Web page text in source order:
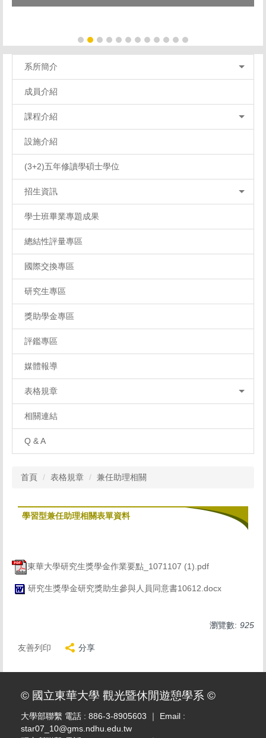
系所簡介
成員介紹
課程介紹
設施介紹
(3+2)五年修讀學碩士學位
招生資訊
學士班畢業專題成果
總結性評量專區
國際交換專區
研究生專區
獎助學金專區
評鑑專區
媒體報導
表格規章
相關連結
Q & A
首頁 表格規章 兼任助理相關
學習型兼任助理相關表單資料
東華大學研究生獎學金作業要點_1071107 (1).pdf
研究生獎學金研究獎助生參與人員同意書10612.docx
瀏覽數: 925
友善列印 分享
© 國立東華大學 觀光暨休閒遊憩學系 ©
大學部聯繫 電話 : 886-3-8905603 ｜ Email :
star07_10@gms.ndhu.edu.tw